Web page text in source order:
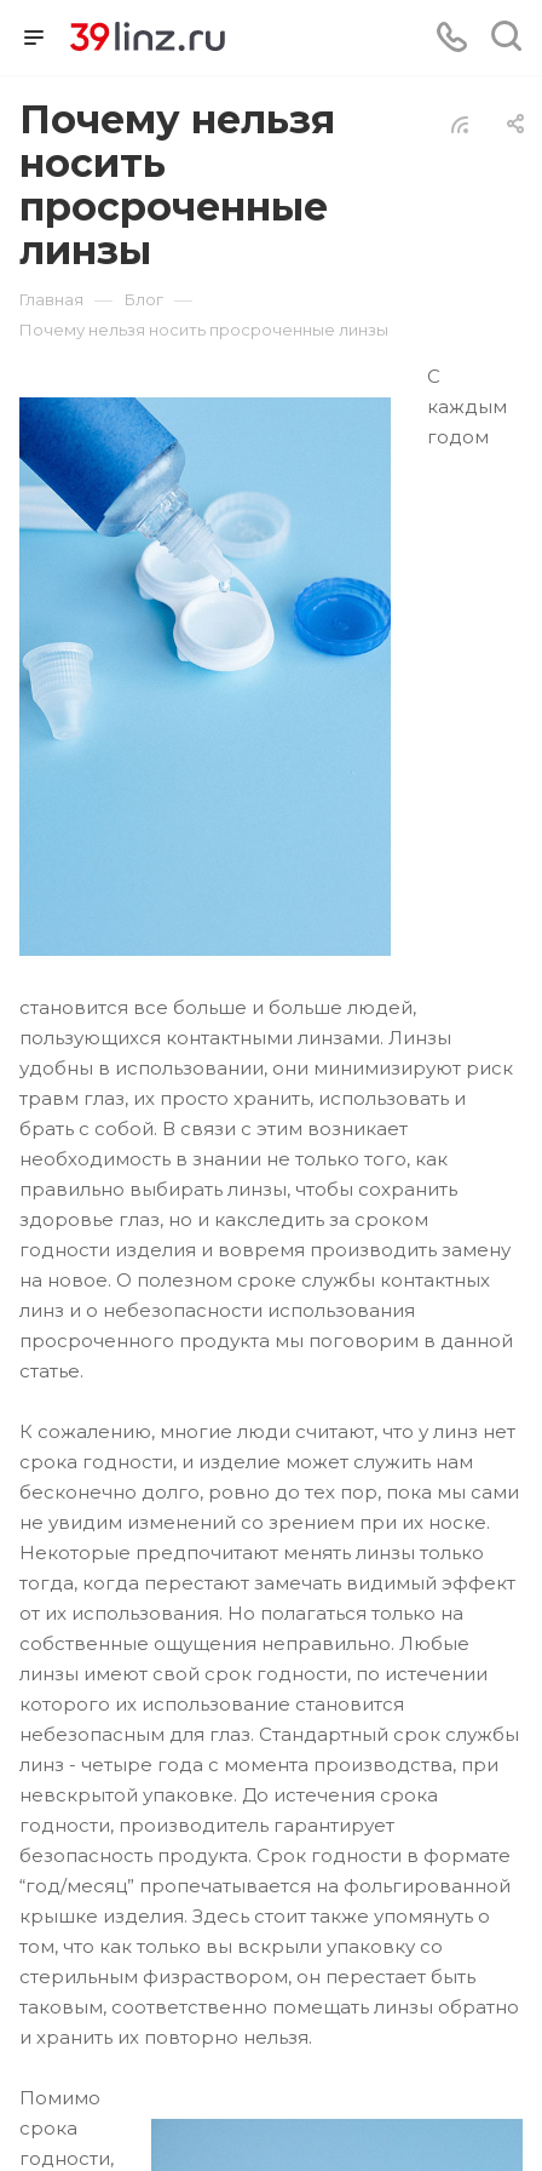
Почему нельзя
носить
просроченные
линзы
Главная — Блог —
Почему нельзя носить просроченные линзы
С
каждым
годом
становится все больше и больше людей,
пользующихся контактными линзами. Линзы
удобны в использовании, они минимизируют риск
травм глаз, их просто хранить, использовать и
брать с собой. В связи с этим возникает
необходимость в знании не только того, как
правильно выбирать линзы, чтобы сохранить
здоровье глаз, но и какследить за сроком
годности изделия и вовремя производить замену
на новое. О полезном сроке службы контактных
линз и о небезопасности использования
просроченного продукта мы поговорим в данной
статье.
К сожалению, многие люди считают, что у линз нет
срока годности, и изделие может служить нам
бесконечно долго, ровно до тех пор, пока мы сами
не увидим изменений со зрением при их носке.
Некоторые предпочитают менять линзы только
тогда, когда перестают замечать видимый эффект
от их использования. Но полагаться только на
собственные ощущения неправильно. Любые
линзы имеют свой срок годности, по истечении
которого их использование становится
небезопасным для глаз. Стандартный срок службы
линз - четыре года с момента производства, при
невскрытой упаковке. До истечения срока
годности, производитель гарантирует
безопасность продукта. Срок годности в формате
“год/месяц” пропечатывается на фольгированной
крышке изделия. Здесь стоит также упомянуть о
том, что как только вы вскрыли упаковку со
стерильным физраствором, он перестает быть
таковым, соответственно помещать линзы обратно
и хранить их повторно нельзя.
Помимо
срока
годности,